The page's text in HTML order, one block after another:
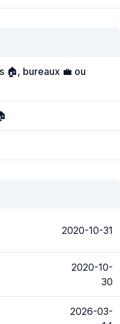
🏠, bureaux 💼 ou
2020-10-31
2020-10-
30
2026-03-